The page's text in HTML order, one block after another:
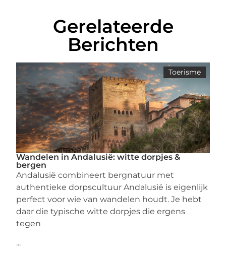
Gerelateerde
Berichten
Toerisme
Wandelen in Andalusië: witte dorpjes &
bergen
Andalusië combineert bergnatuur met
authentieke dorpscultuur Andalusië is eigenlijk
perfect voor wie van wandelen houdt. Je hebt
daar die typische witte dorpjes die ergens
tegen
...